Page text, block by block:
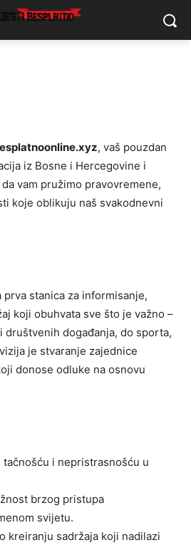
, vaš pouzdan
iz Bosne i Hercegovine i
vam pružimo pravovremene,
koje oblikuju naš svakodnevni
stanica za informisanje,
koji obuhvata sve što je važno –
događanja, do sporta,
je stvaranje zajednice
donose odluke na osnovu
i nepristrasnošću u
brzog pristupa
svijetu.
kreiranju sadržaja koji nadilazi